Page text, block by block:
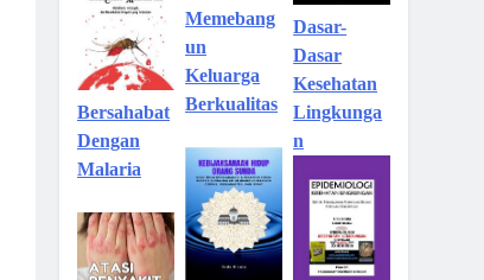
Bersahabat
Dengan
Malaria
Memebang
un
Keluarga
Berkualitas
Dasar-
Dasar
Kesehatan
Lingkunga
n